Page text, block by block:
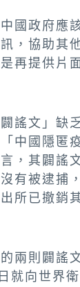
國政府應
，協助其
再提供片
謠文」缺
中國隱匿
，其闢謠
有被逮捕
所已撤銷
兩則闢謠
就向世界